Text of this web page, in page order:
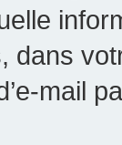
dans
mail